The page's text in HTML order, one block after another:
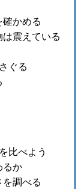
かめる
震えている
ぐる
比べよう
るか
調べる